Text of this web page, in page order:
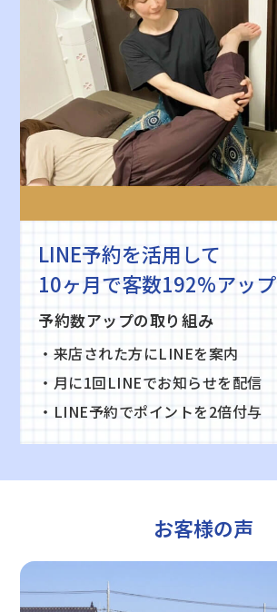
LINE予約を活用して
10ヶ月で客数192%アップ
予約数アップの取り組み
・来店された方にLINEを案内
・月に1回LINEでお知らせを配信
・LINE予約でポイントを2倍付与
お客様の声